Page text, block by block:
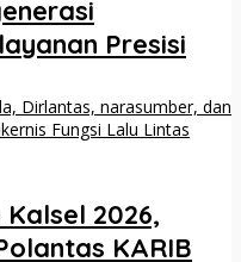
Presisi
2026,
KARIB